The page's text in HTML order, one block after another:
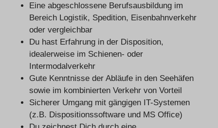
Eine abgeschlossene Berufsausbildung im
Bereich Logistik, Spedition, Eisenbahnverkehr
oder vergleichbar
Du hast Erfahrung in der Disposition,
idealerweise im Schienen- oder
Intermodalverkehr
Gute Kenntnisse der Abläufe in den Seehäfen
sowie im kombinierten Verkehr von Vorteil
Sicherer Umgang mit gängigen IT-Systemen
(z.B. Dispositionssoftware und MS Office)